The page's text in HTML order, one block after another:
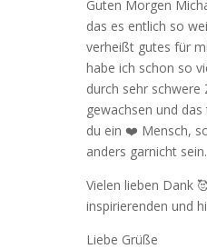
Guten Morgen
das es entlich so
verheißt gutes für
habe ich schon so
durch sehr schwere
gewachsen und
du ein ❤️ Mensch,
anders garnicht sein.
Vielen lieben Dank
inspirierenden und
Liebe Grüße